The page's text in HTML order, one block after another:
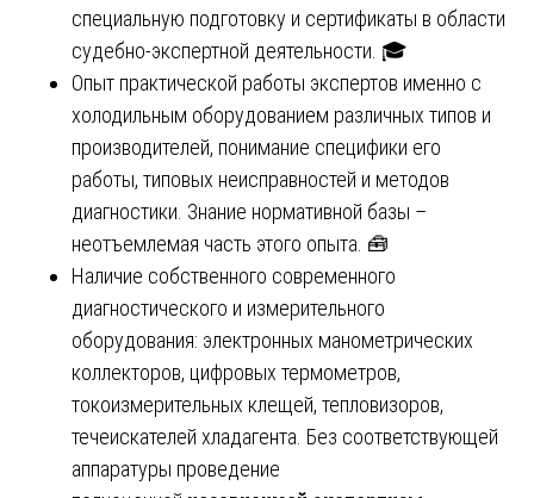
специальную подготовку и сертификаты в области
судебно-экспертной деятельности. 🎓
Опыт практической работы экспертов именно с
холодильным оборудованием различных типов и
производителей, понимание специфики его
работы, типовых неисправностей и методов
диагностики. Знание нормативной базы –
неотъемлемая часть этого опыта. 🧰
Наличие собственного современного
диагностического и измерительного
оборудования: электронных манометрических
коллекторов, цифровых термометров,
токоизмерительных клещей, тепловизоров,
течеискателей хладагента. Без соответствующей
аппаратуры проведение